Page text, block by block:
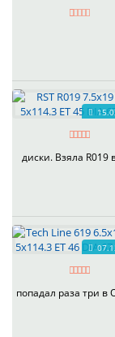
диски. Взяла R019
попадал раза три в